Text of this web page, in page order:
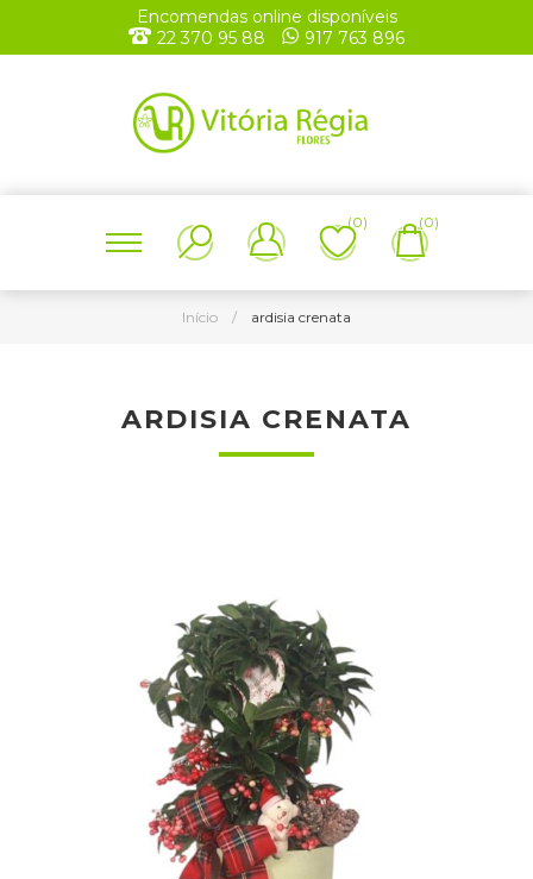
Encomendas online disponíveis
22 370 95 88
917 763 896
(0) (0)
Início / ardisia crenata
ARDISIA CRENATA